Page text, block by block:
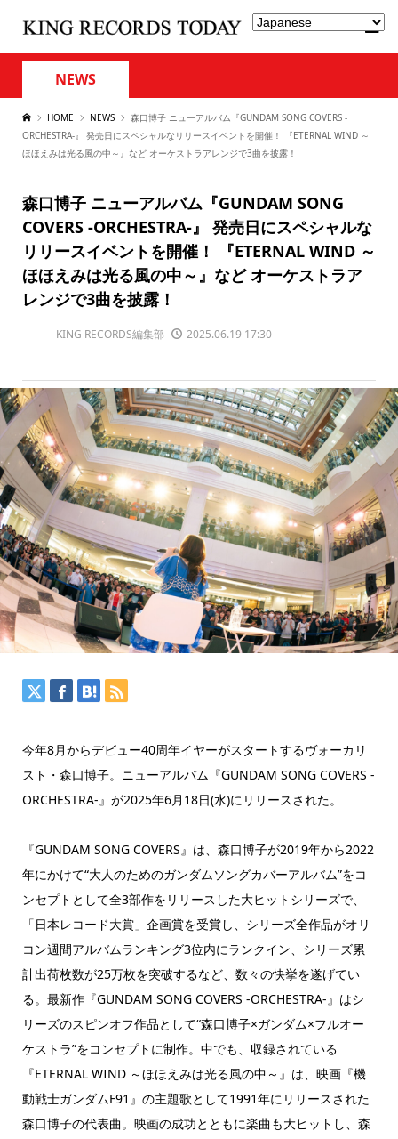
NEWS
HOME NEWS
森口博子 ニューアルバム『GUNDAM SONG COVERS -
ORCHESTRA-』 発売日にスペシャルなリリースイベントを開催！ 『ETERNAL WIND ～
ほほえみは光る風の中～』など オーケストラアレンジで3曲を披露！
森口博子 ニューアルバム『GUNDAM SONG
COVERS -ORCHESTRA-』 発売日にスペシャルな
リリースイベントを開催！ 『ETERNAL WIND ～
ほほえみは光る風の中～』など オーケストラア
レンジで3曲を披露！
KING RECORDS編集部 2025.06.19 17:30
今年8月からデビュー40周年イヤーがスタートするヴォーカリ
スト・森口博子。ニューアルバム『GUNDAM SONG COVERS -
ORCHESTRA-』が2025年6月18日(水)にリリースされた。
『GUNDAM SONG COVERS』は、森口博子が2019年から2022
年にかけて“大人のためのガンダムソングカバーアルバム”をコ
ンセプトとして全3部作をリリースした大ヒットシリーズで、
「日本レコード大賞」企画賞を受賞し、シリーズ全作品がオリ
コン週間アルバムランキング3位内にランクイン、シリーズ累
計出荷枚数が25万枚を突破するなど、数々の快挙を遂げてい
る。最新作『GUNDAM SONG COVERS -ORCHESTRA-』はシ
リーズのスピンオフ作品として“森口博子×ガンダム×フルオー
ケストラ”をコンセプトに制作。中でも、収録されている
『ETERNAL WIND ～ほほえみは光る風の中～』は、映画『機
動戦士ガンダムF91』の主題歌として1991年にリリースされた
森口博子の代表曲。映画の成功とともに楽曲も大ヒットし、森